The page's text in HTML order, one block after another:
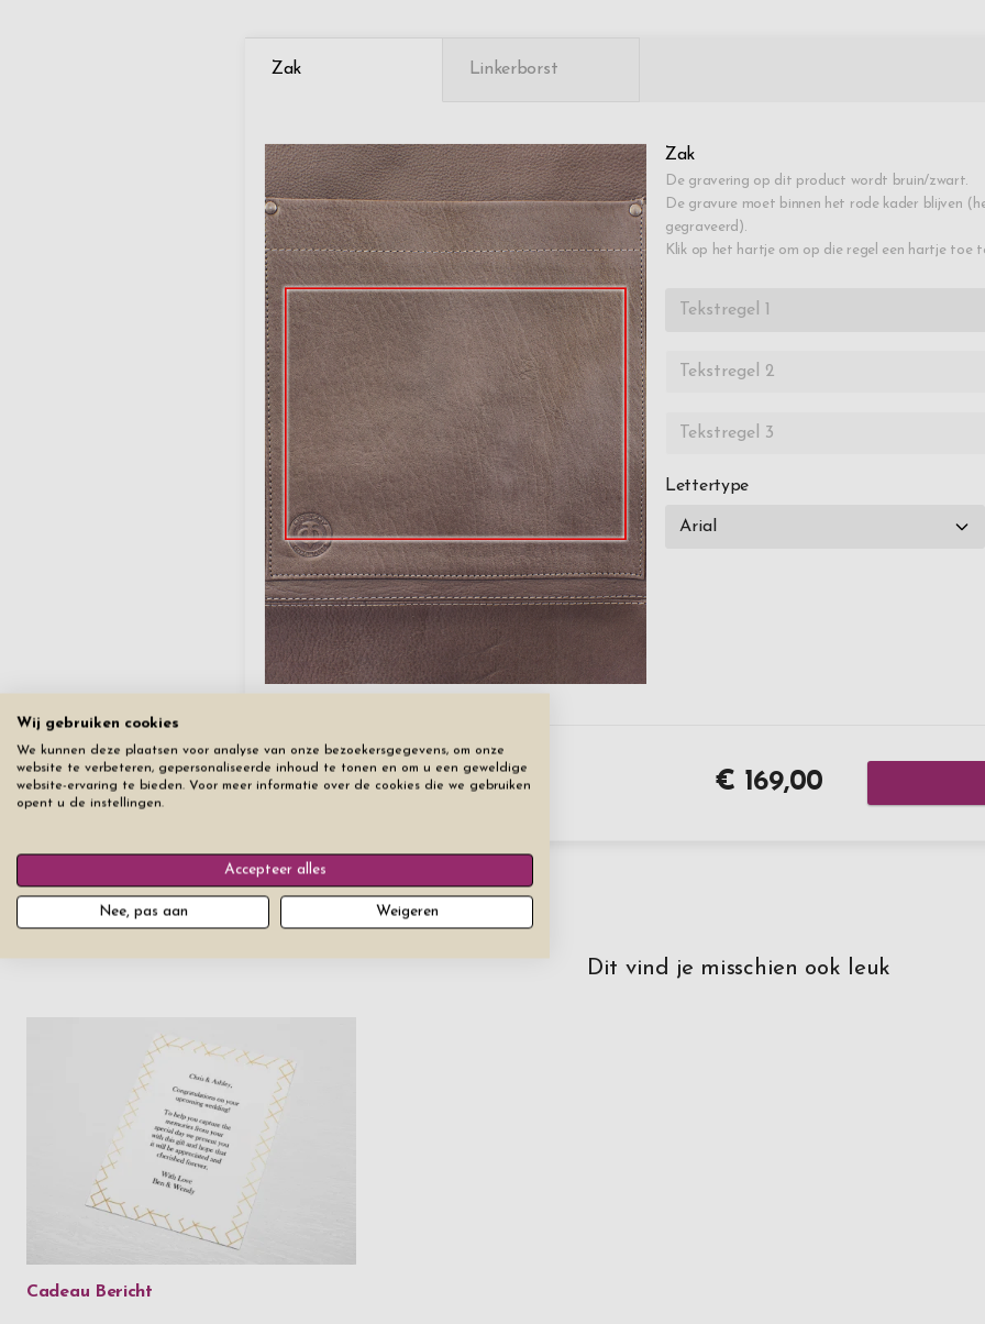
Zak Linkerborst
Zak
De gravering op dit product wordt bruin/zwart.
De gravure moet binnen het rode kader blijven
gegraveerd).
Klik op het hartje om op die regel een hartje toe
Lettertype
Reset alle tabbladen € 169,00
Dit vind je misschien ook leuk
Cadeau Bericht
Wij gebruiken cookies
We kunnen deze plaatsen voor analyse van onze bezoekersgegevens, om onze
website te verbeteren, gepersonaliseerde inhoud te tonen en om u een geweldige
website-ervaring te bieden. Voor meer informatie over de cookies die we gebruiken
opent u de instellingen.
Accepteer alles
Nee, pas aan Weigeren